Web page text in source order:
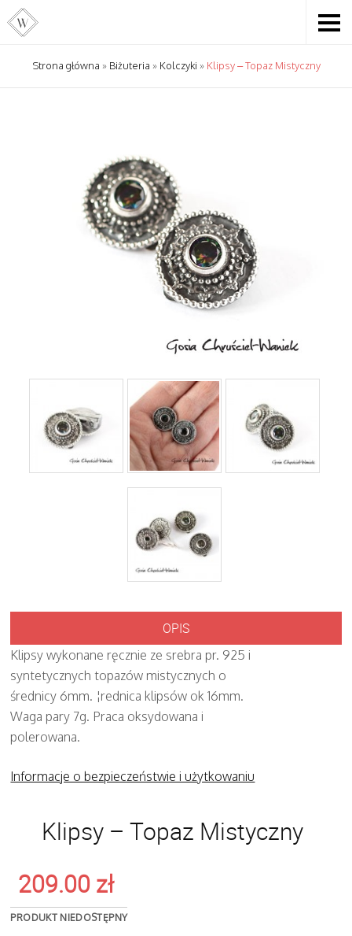
Strona główna » Biżuteria » Kolczyki » Klipsy – Topaz Mistyczny
OPIS
Klipsy wykonane ręcznie ze srebra pr. 925 i
syntetycznych topazów mistycznych o
średnicy 6mm. ¦rednica klipsów ok 16mm.
Waga pary 7g. Praca oksydowana i
polerowana.
Informacje o bezpieczeństwie i użytkowaniu
Klipsy – Topaz Mistyczny
209.00 zł
PRODUKT NIEDOSTĘPNY